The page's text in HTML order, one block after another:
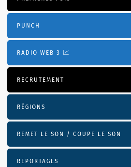
PUNCH
RADIO WEB 3 📈
RECRUTEMENT
RÉGIONS
REMET LE SON / COUPE LE SON
REPORTAGES